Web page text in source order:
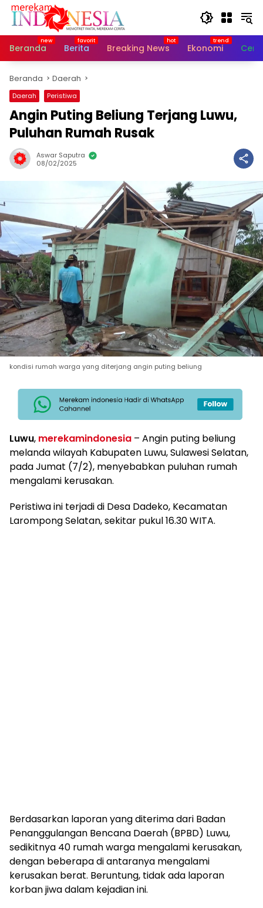
Langsung
Beranda
Berita Breaking News Ekonomi
Beranda Daerah
Daerah Peristiwa
Angin Puting Beliung Terjang Luwu,
Puluhan Rumah Rusak
Aswar Saputra
08/02/2025
kondisi rumah warga yang diterjang angin puting beliung
Luwu, merekamindonesia – Angin puting beliung
melanda wilayah Kabupaten Luwu, Sulawesi Selatan,
pada Jumat (7/2), menyebabkan puluhan rumah
mengalami kerusakan.
Peristiwa ini terjadi di Desa Dadeko, Kecamatan
Larompong Selatan, sekitar pukul 16.30 WITA.
Berdasarkan laporan yang diterima dari Badan
Penanggulangan Bencana Daerah (BPBD) Luwu,
sedikitnya 40 rumah warga mengalami kerusakan,
dengan beberapa di antaranya mengalami
kerusakan berat. Beruntung, tidak ada laporan
korban jiwa dalam kejadian ini.